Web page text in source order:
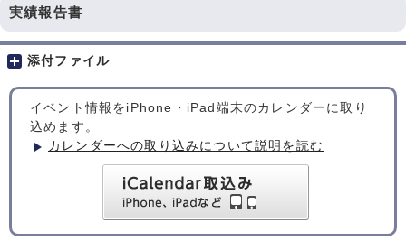
実績報告書
添付ファイル
イベント情報をiPhone・iPad端末のカレンダーに取り
込めます。
カレンダーへの取り込みについて説明を読む